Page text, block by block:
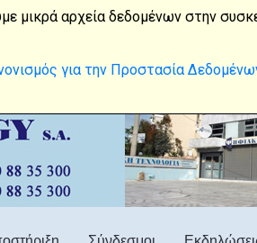
digital7@satnet.gr
μικρά αρχεία δεδομένων στην
για την Προστασία